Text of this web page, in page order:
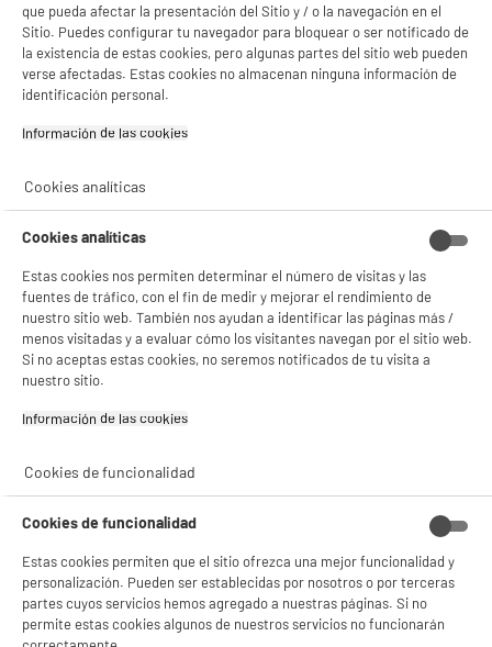
Características
Marca COSYLIFE
Tipo de producto
Colores
Dimensiones del producto
AL 32 cm x AN 7 cm x PR 22
Dimensiones paquete
AL 32 cm x AN 7 cm x PR 22
cm
Características adicionales
Descubre nuestra Marca y
Si aceptas, la experiencia será aún mejor. Si no acepta, se utilizarán cookies
estadísticas anónimas basadas en tu navegación. Puedes oponerte a su uso
gestionando sus cookies.
¡Buena visita!
que pueda afectar la presentación del Sitio y / o la navegación en el
Sitio. Puedes configurar tu navegador para bloquear o ser notificado de
la existencia de estas cookies, pero algunas partes del sitio web pueden
verse afectadas. Estas cookies no almacenan ninguna información de
identificación personal.
Información de las cookies‎
Cookies analíticas
Cookies analíticas
Estas cookies nos permiten determinar el número de visitas y las
fuentes de tráfico, con el fin de medir y mejorar el rendimiento de
nuestro sitio web. También nos ayudan a identificar las páginas más /
menos visitadas y a evaluar cómo los visitantes navegan por el sitio web.
Si no aceptas estas cookies, no seremos notificados de tu visita a
nuestro sitio.
Información de las cookies‎
Cookies de funcionalidad
Cookies de funcionalidad
Estas cookies permiten que el sitio ofrezca una mejor funcionalidad y
personalización. Pueden ser establecidas por nosotros o por terceras
partes cuyos servicios hemos agregado a nuestras páginas. Si no
permite estas cookies algunos de nuestros servicios no funcionarán